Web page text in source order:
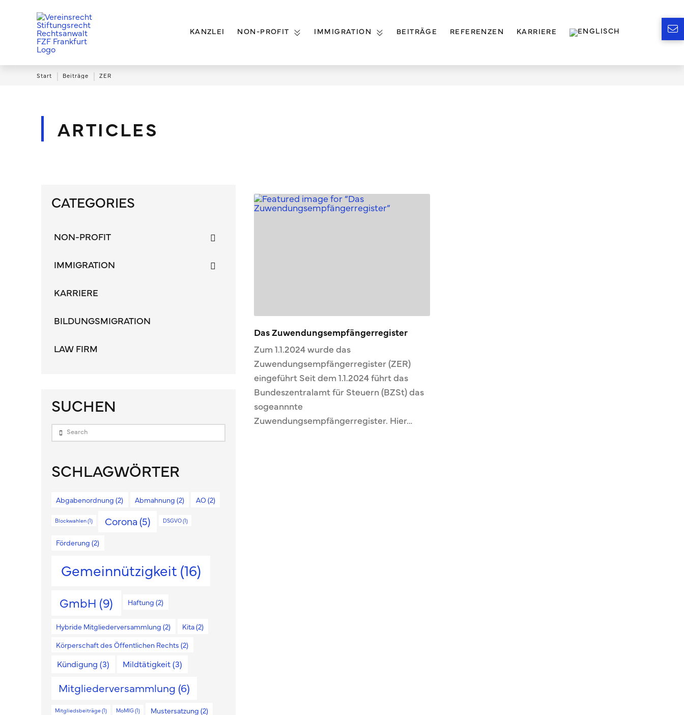
KANZLEI NON-PROFIT IMMIGRATION BEITRÄGE REFERENZEN KARRIERE
Start | Beiträge | ZER
ARTICLES
CATEGORIES
NON-PROFIT
IMMIGRATION
KARRIERE
BILDUNGSMIGRATION
LAW FIRM
SUCHEN
Search
SCHLAGWÖRTER
Abgabenordnung (2) Abmahnung (2) AO (2)
Blockwahlen(1) Corona (5) DSGVO(1)
Förderung (2)
Gemeinnützigkeit (16)
GmbH (9) Haftung (2)
Hybride Mitgliederversammlung (2) Kita(2)
Körperschaft des Öffentlichen Rechts (2)
Kündigung (3) Mildtätigkeit(3)
Mitgliederversammlung (6)
Mitgliedsbeiträge(1) MoMIG(1) Mustersatzung (2)
Das Zuwendungsempfängerregister
Zum 1.1.2024 wurde das
Zuwendungsempfängerregister (ZER)
eingeführt Seit dem 1.1.2024 führt das
Bundeszentralamt für Steuern (BZSt) das
sogeannnte
Zuwendungsempfängerregister. Hier…